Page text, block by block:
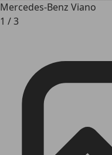
Mercedes-Benz Viano
1 /3